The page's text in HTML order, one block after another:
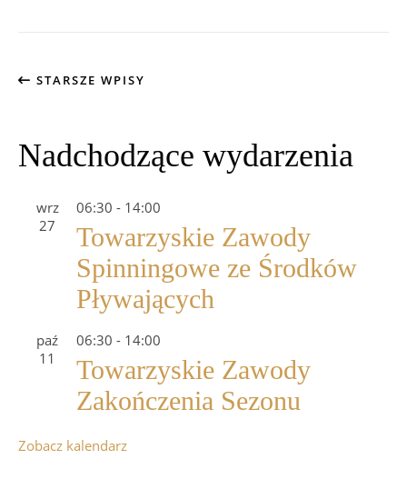
STARSZE WPISY
Nadchodzące wydarzenia
wrz
27
06:30 - 14:00
Towarzyskie Zawody
Spinningowe ze Środków
Pływających
paź
11
06:30 - 14:00
Towarzyskie Zawody
Zakończenia Sezonu
Zobacz kalendarz